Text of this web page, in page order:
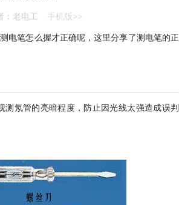
：老电工 手机版>>
电笔怎么握才正确呢，这里分享了测电笔的正
氖管的亮暗程度，防止因光线太强造成误判